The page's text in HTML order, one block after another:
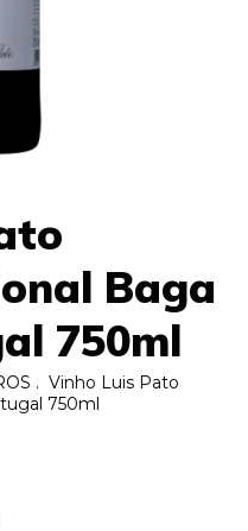
Baga
750ml
. Vinho Luis Pato
750ml